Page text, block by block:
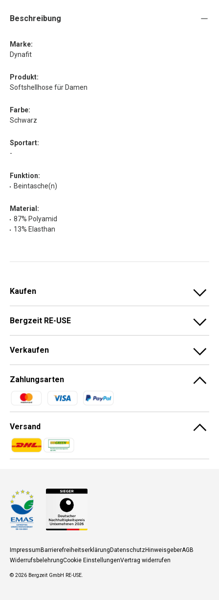
Beschreibung
Marke:
Dynafit
Produkt:
Softshellhose für Damen
Farbe:
Schwarz
Sportart:
-
Funktion:
Beintasche(n)
Material:
87% Polyamid
13% Elasthan
Kaufen
Bergzeit RE-USE
Verkaufen
Zahlungsarten
Zahlungsmethoden
Versand
Zahlungsmethoden
Zahlungsmethoden
ImpressumBarrierefreiheitserklärungDatenschutzHinweisgeberAGB
WiderrufsbelehrungCookie EinstellungenVertrag widerrufen
© 2026 Bergzeit GmbH RE-USE.